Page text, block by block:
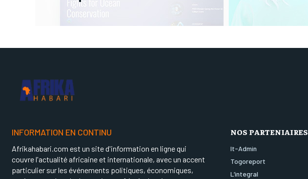
INFORMATION EN CONTINU
Afrikahabari.com est un site d'information en ligne qui
couvre l'actualité africaine et internationale, avec un accent
particulier sur les événements politiques, économiques,
NOS PARTENIAIRES
It-Admin
Togoreport
L’integral